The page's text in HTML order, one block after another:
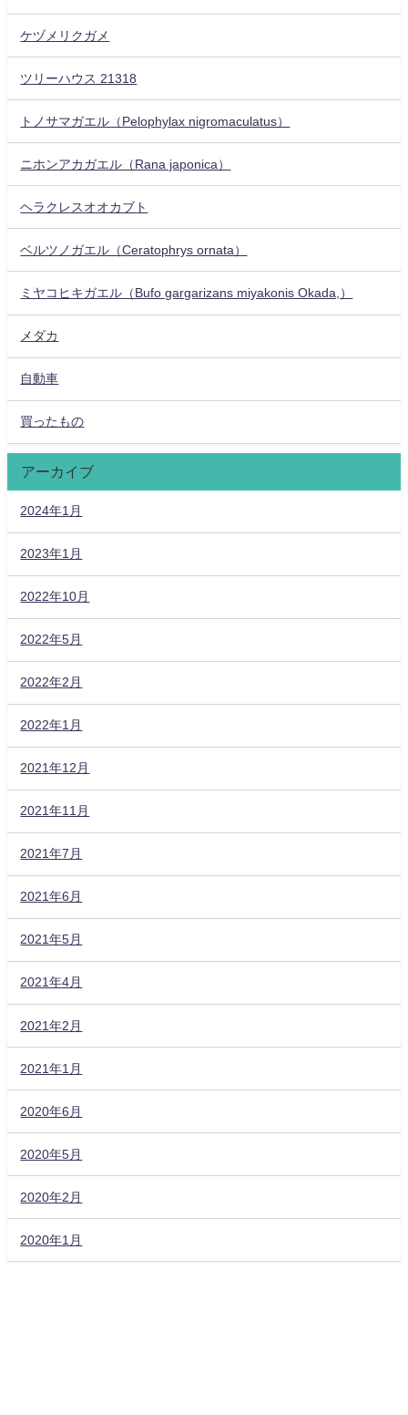
ケヅメリクガメ
ツリーハウス 21318
トノサマガエル（Pelophylax nigromaculatus）
ニホンアカガエル（Rana japonica）
ヘラクレスオオカブト
ベルツノガエル（Ceratophrys ornata）
ミヤコヒキガエル（Bufo gargarizans miyakonis Okada,）
メダカ
自動車
買ったもの
アーカイブ
2024年1月
2023年1月
2022年10月
2022年5月
2022年2月
2022年1月
2021年12月
2021年11月
2021年7月
2021年6月
2021年5月
2021年4月
2021年2月
2021年1月
2020年6月
2020年5月
2020年2月
2020年1月